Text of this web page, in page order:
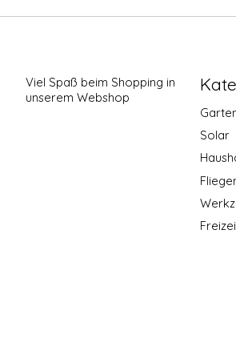
Viel Spaß beim Shopping in
unserem Webshop
Solar